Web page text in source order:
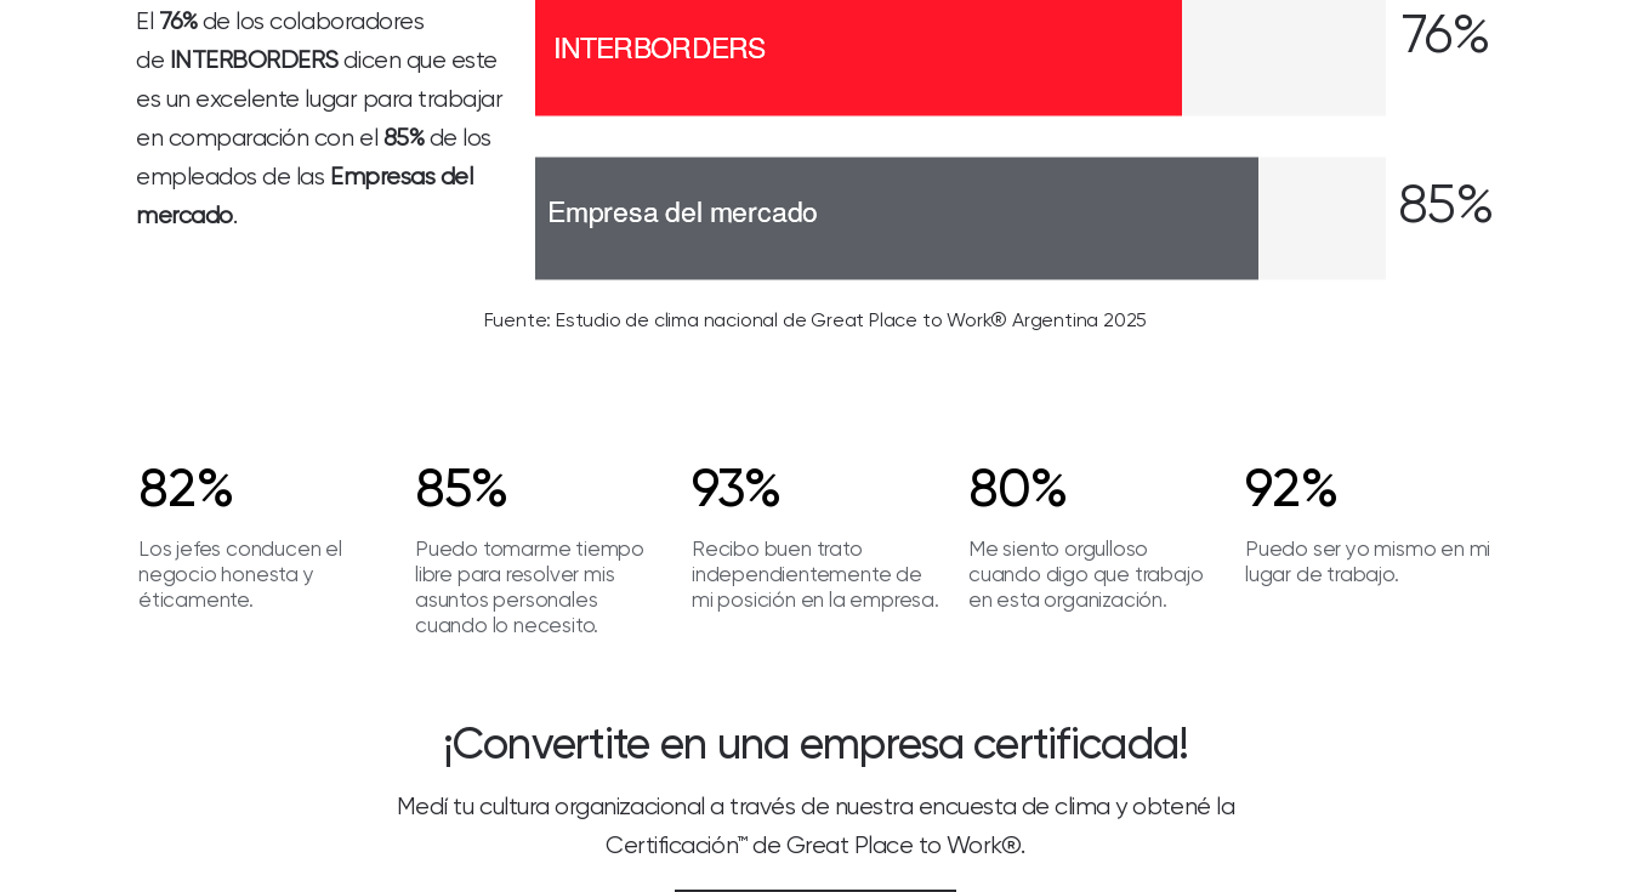
El 76%de los colaboradores
de INTERBORDERSdicen que este
es un excelente lugar para trabajar
en comparación con el 85%de los
empleados de las Empresas del
mercado.
76%
85%
Fuente: Estudio de clima nacional de Great Place to Work® Argentina 2025
82%
Los jefes conducen el
negocio honesta y
éticamente.
85%
Puedo tomarme tiempo
libre para resolver mis
asuntos personales
cuando lo necesito.
93%
Recibo buen trato
independientemente de
mi posición en la empresa.
80%
Me siento orgulloso
cuando digo que trabajo
en esta organización.
92%
Puedo ser yo mismo en mi
lugar de trabajo.
¡Convertite en una empresa certificada!
Medí tu cultura organizacional a través de nuestra encuesta de clima y obtené la
Certificación™ de Great Place to Work®.